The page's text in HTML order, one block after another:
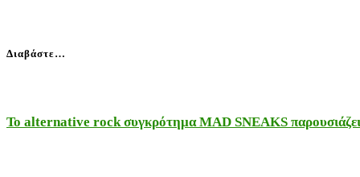
Διαβάστε…
Το alternative rock συγκρότημα MAD SNEAKS